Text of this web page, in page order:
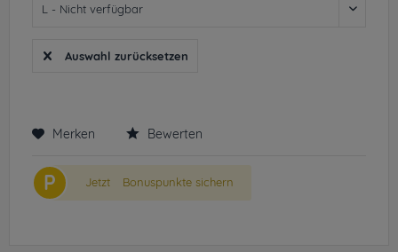
Auswahl zurücksetzen
Merken Bewerten
P Jetzt Bonuspunkte sichern